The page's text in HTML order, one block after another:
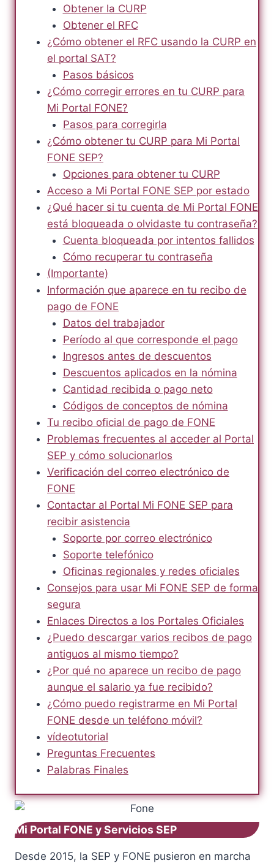
Obtener la CURP
Obtener el RFC
¿Cómo obtener el RFC usando la CURP en
el portal SAT?
Pasos básicos
¿Cómo corregir errores en tu CURP para
Mi Portal FONE?
Pasos para corregirla
¿Cómo obtener tu CURP para Mi Portal
FONE SEP?
Opciones para obtener tu CURP
Acceso a Mi Portal FONE SEP por estado
¿Qué hacer si tu cuenta de Mi Portal FONE
está bloqueada o olvidaste tu contraseña?
Cuenta bloqueada por intentos fallidos
Cómo recuperar tu contraseña
(Importante)
Información que aparece en tu recibo de
pago de FONE
Datos del trabajador
Período al que corresponde el pago
Ingresos antes de descuentos
Descuentos aplicados en la nómina
Cantidad recibida o pago neto
Códigos de conceptos de nómina
Tu recibo oficial de pago de FONE
Problemas frecuentes al acceder al Portal
SEP y cómo solucionarlos
Verificación del correo electrónico de
FONE
Contactar al Portal Mi FONE SEP para
recibir asistencia
Soporte por correo electrónico
Soporte telefónico
Oficinas regionales y redes oficiales
Consejos para usar Mi FONE SEP de forma
segura
Enlaces Directos a los Portales Oficiales
¿Puedo descargar varios recibos de pago
antiguos al mismo tiempo?
¿Por qué no aparece un recibo de pago
aunque el salario ya fue recibido?
¿Cómo puedo registrarme en Mi Portal
FONE desde un teléfono móvil?
vídeotutorial
Preguntas Frecuentes
Palabras Finales
Mi Portal FONE y Servicios SEP
Desde 2015, la SEP y FONE pusieron en marcha